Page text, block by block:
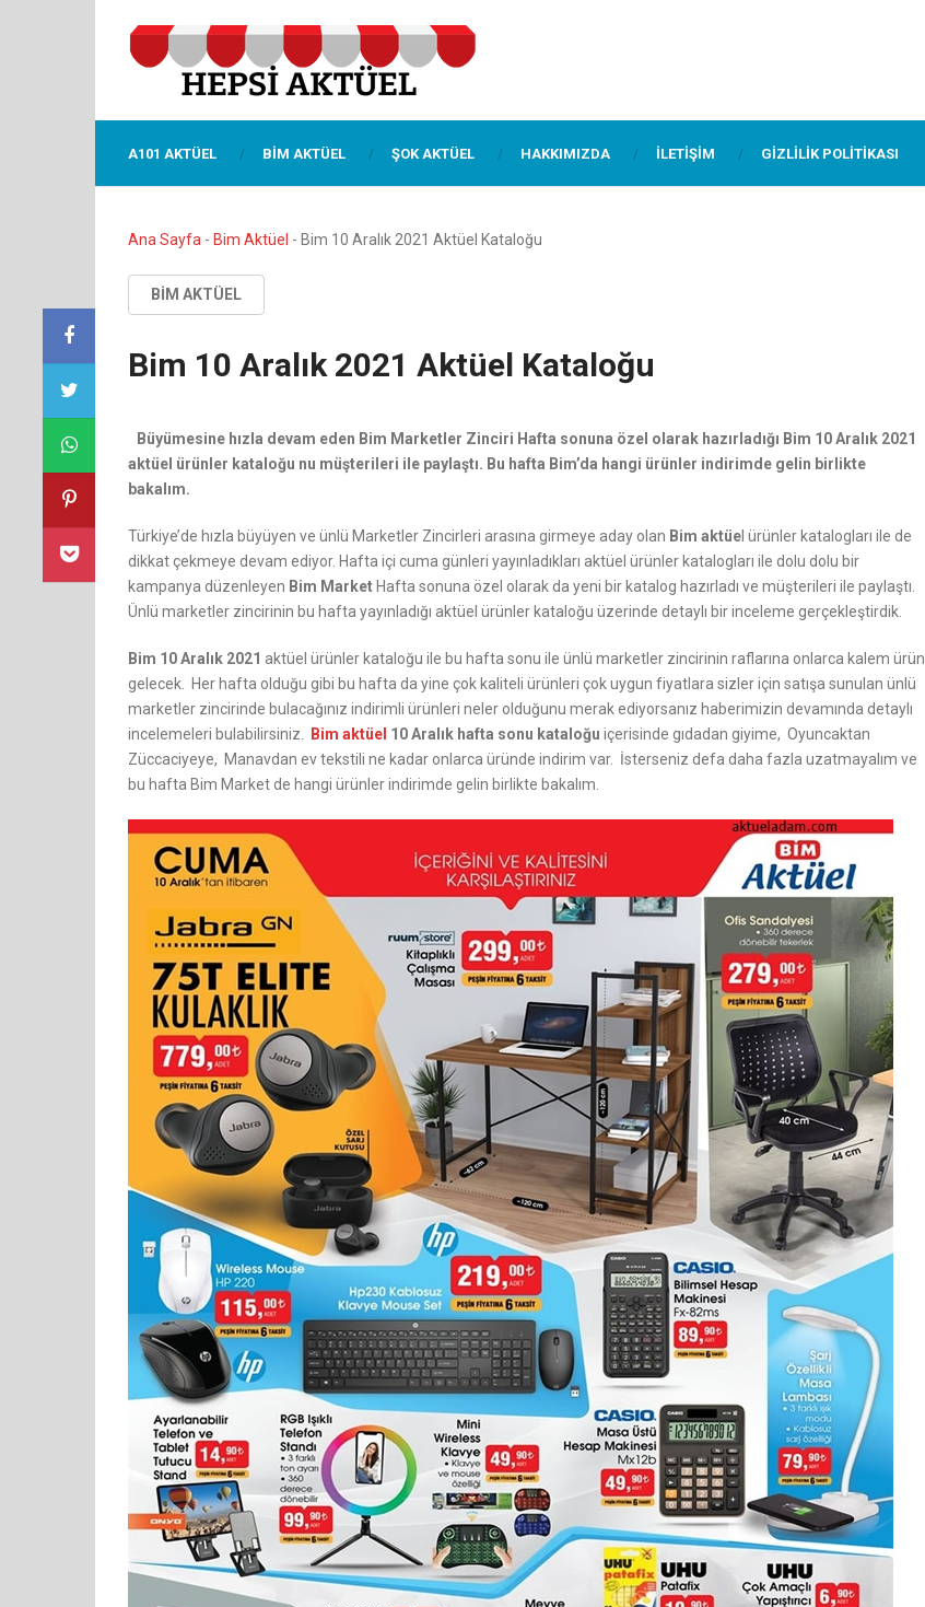
A101 AKTÜEL BIM AKTÜEL ŞOK AKTÜEL HAKKIMIZDA İLETIŞIM GIZLILIK POLITIKASI
Ana Sayfa - Bim Aktüel - Bim 10 Aralık 2021 Aktüel Kataloğu
BIM AKTÜEL
Bim 10 Aralık 2021 Aktüel Kataloğu
Büyümesine hızla devam eden Bim Marketler Zinciri Hafta sonuna özel olarak hazırladığı Bim 10 Aralık 2021
aktüel ürünler kataloğu nu müşterileri ile paylaştı. Bu hafta Bim’da hangi ürünler indirimde gelin birlikte
bakalım.
Türkiye’de hızla büyüyen ve ünlü Marketler Zincirleri arasına girmeye aday olan Bim aktüe l ürünler katalogları ile de
dikkat çekmeye devam ediyor. Hafta içi cuma günleri yayınladıkları aktüel ürünler katalogları ile dolu dolu bir
kampanya düzenleyen Bim Market Hafta sonuna özel olarak da yeni bir katalog hazırladı ve müşterileri ile paylaştı.
Ünlü marketler zincirinin bu hafta yayınladığı aktüel ürünler kataloğu üzerinde detaylı bir inceleme gerçekleştirdik.
Bim 10 Aralık 2021 aktüel ürünler kataloğu ile bu hafta sonu ile ünlü marketler zincirinin raflarına onlarca kalem ürün
gelecek. Her hafta olduğu gibi bu hafta da yine çok kaliteli ürünleri çok uygun fiyatlara sizler için satışa sunulan ünlü
marketler zincirinde bulacağınız indirimli ürünleri neler olduğunu merak ediyorsanız haberimizin devamında detaylı
incelemeleri bulabilirsiniz.
Bim aktüel 10 Aralık hafta sonu kataloğu içerisinde gıdadan giyime, Oyuncaktan
Züccaciyeye, Manavdan ev tekstili ne kadar onlarca üründe indirim var. İsterseniz defa daha fazla uzatmayalım ve
bu hafta Bim Market de hangi ürünler indirimde gelin birlikte bakalım.